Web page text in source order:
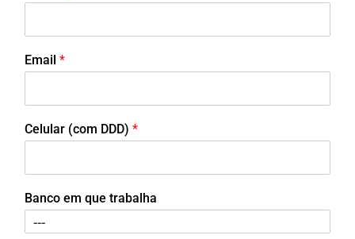
Email *
Celular (com DDD) *
Banco em que trabalha